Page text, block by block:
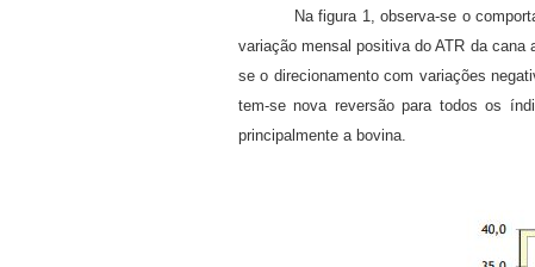
Na figura 1, observa-se o
variação mensal positiva do ATR da
se o direcionamento com variações
tem-se nova reversão para todos os
principalmente a bovina.